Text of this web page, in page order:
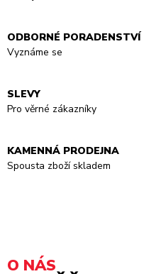
ODBORNÉ PORADENSTVÍ
Vyznáme se
SLEVY
Pro věrné zákazníky
KAMENNÁ PRODEJNA
Spousta zboží skladem
O NÁS